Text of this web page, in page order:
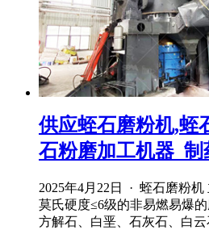
供应蛭石磨粉机,蛭
石粉磨加工机器_制
2025年4月22日 · 蛭石磨粉
莫氏硬度≤6级的非易燃易爆
方解石、白垩、石灰石、白